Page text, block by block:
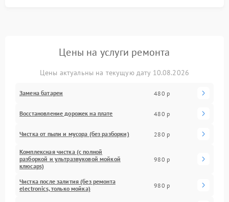
Цены на услуги ремонта
Цены актуальны на текущую дату 10.08.2026
Замена батареи 480 р
Восстановление дорожек на плате 480 р
Чистка от пыли и мусора (без разборки) 280 р
Комплексная чистка (с полной
разборкой и ультразвуковой мойкой
клюcaps)
980 р
Чистка после залития (без ремонта
electronics, только мойка)
980 р